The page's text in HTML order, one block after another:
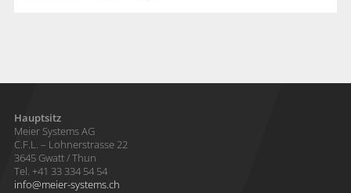
Hauptsitz
Meier Systems AG
C.F.L. – Lohnerstrasse 22
3645 Gwatt / Thun
Tel. +41 33 334 54 54
info
meier-systems.ch